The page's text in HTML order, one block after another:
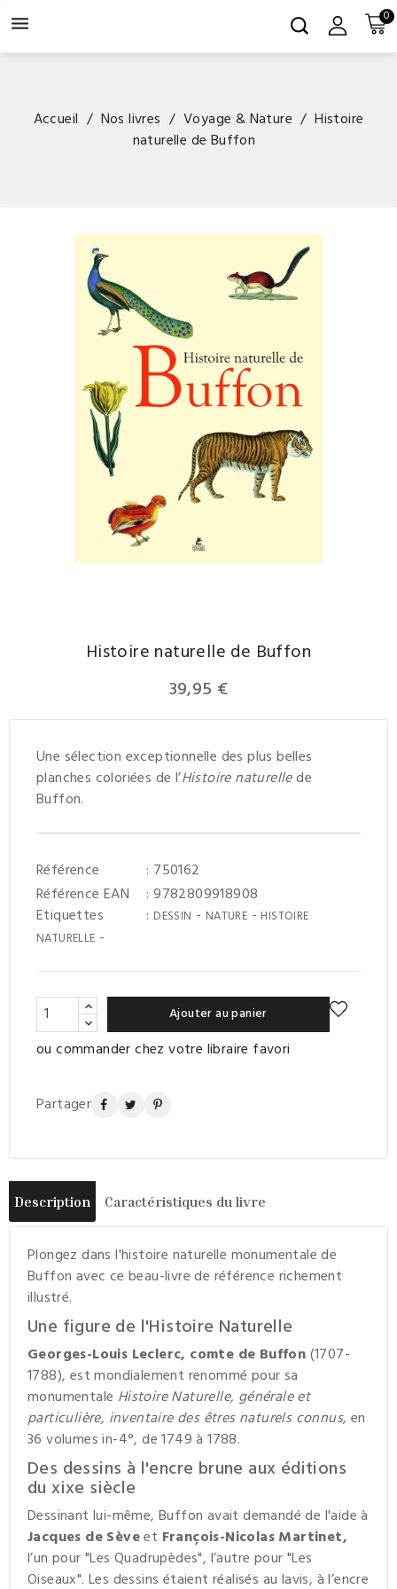
 0
Accueil Nos livres Voyage & Nature
Histoire
naturelle de Buffon
Histoire naturelle de Buffon
39,95 €
Une sélection exceptionnelle des plus belles
planches coloriées de l’Histoire naturellede
Buffon.
Référence
: 750162
Référence EAN
: 9782809918908
Etiquettes
: DESSIN - NATURE - HISTOIRE
NATURELLE -
Ajouter au panier
ou commander chez votre libraire favori
Partager
Description Caractéristiques du livre
Plongez dans l'histoire naturelle monumentale de
Buffon avec ce beau-livre de référence richement
illustré.
Une figure de l'Histoire Naturelle
Georges-Louis Leclerc, comte de Buffon(1707-
1788), est mondialement renommé pour sa
monumentale Histoire Naturelle, générale et
particulière, inventaire des êtres naturels connus, en
36 volumes in-4°, de 1749 à 1788.
Des dessins à l'encre brune aux éditions
du xixe siècle
Dessinant lui-même, Buffon avait demandé de l'aide à
Jacques de Sèveet François-Nicolas Martinet,
l’un pour "Les Quadrupèdes", l’autre pour "Les
Oiseaux". Les dessins étaient réalisés au lavis, à l’encre